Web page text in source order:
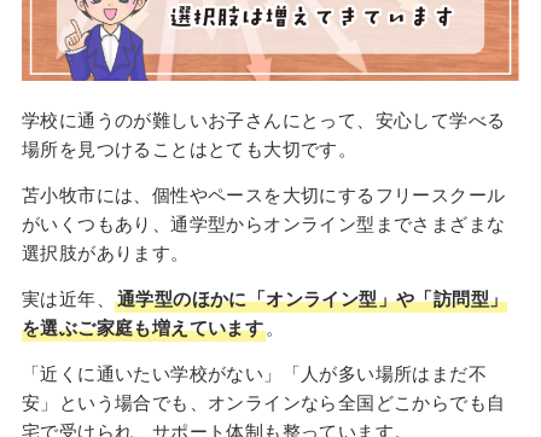
学校に通うのが難しいお子さんにとって、安心して学べる
場所を見つけることはとても大切です。
苫小牧市には、個性やペースを大切にするフリースクール
がいくつもあり、通学型からオンライン型までさまざまな
選択肢があります。
実は近年、 通学型のほかに「オンライン型」や「訪問型」
を選ぶご家庭も増えています。
「近くに通いたい学校がない」「人が多い場所はまだ不
安」という場合でも、オンラインなら全国どこからでも自
宅で受けられ、サポート体制も整っています。